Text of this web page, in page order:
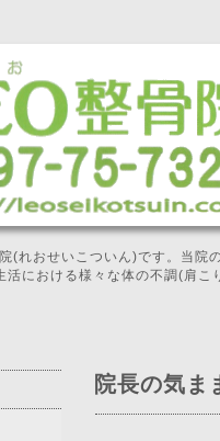
(れおせいこついん)です。当院
活における様々な体の不調(肩
院長の気ま